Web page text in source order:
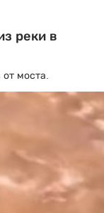
реки в
моста.